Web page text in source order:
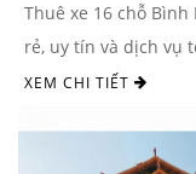
Thuê xe 16 chỗ
rẻ, uy tín và dịch vụ
khách ...
XEM CHI TIẾT